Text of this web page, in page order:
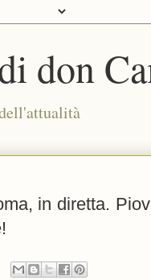
don
in diretta.